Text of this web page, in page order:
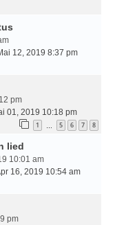
12, 2019 8:37 pm
pm
01, 2019 10:18 pm
1 5 6 7 8
lied
10:01 am
16, 2019 10:54 am
pm